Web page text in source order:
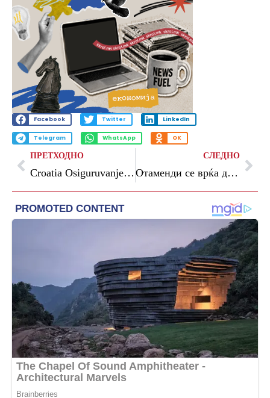
Facebook Twitter LinkedIn
Telegram WhatsApp OK
ПРЕТХОДНО
Croatia Osiguruvanje Business Run 5K: Бизнис заедницата трча – Business Run на 4 јуни
СЛЕДНО
Отаменди се врќа дома, ќе потпише со Ривер Плата